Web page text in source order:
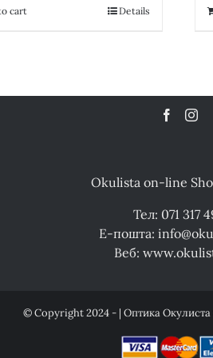
13,400.00 ден.6,700.00 ден.
cart Details
Okulista on-line
Тел: 071 317
Е-пошта:
Веб:
© Copyright 2024 - | Оптика